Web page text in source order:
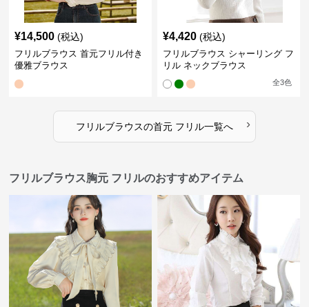
¥14,500 (税込)
フリルブラウス 首元フリル付き
優雅ブラウス
¥4,420 (税込)
フリルブラウス シャーリング フ
リル ネックブラウス
全3色
フリルブラウスの首元 フリル一覧へ ›
フリルブラウス胸元 フリルのおすすめアイテム